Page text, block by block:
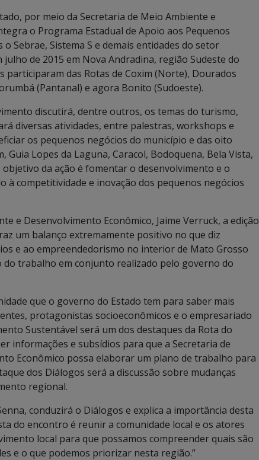
por meio da Secretaria de Meio Ambiente e
o Programa Estadual de Apoio aos Pequenos
Sebrae, Sistema S e demais entidades do setor
de 2015 em Nova Andradina, região Sudeste do
participaram das Rotas de Coxim (Norte), Dourados
(Pantanal) e agora Bonito (Sudoeste).
discutirá, dentre outros, os temas do turismo,
diversas atividades, entre palestras, workshops e
os pequenos negócios do município e das oito
Guia Lopes da Laguna, Caracol, Bodoquena, Bela Vista,
da ação é fomentar o desenvolvimento e o
competitividade e inovação dos pequenos negócios
e Desenvolvimento Econômico, Jaime Verruck, a edição
um balanço extremamente positivo no que diz
e ao empreendedorismo no interior de Mato Grosso
do trabalho em conjunto realizado pelo governo do
que o governo do Estado tem para saber mais
protagonistas socioeconômicos e o empresariado
Sustentável será um dos destaques da Rota do
informações e subsídios para que a Secretaria de
Econômico possa elaborar um plano de trabalho para
dos Diálogos será a discussão sobre mudanças
regional.
conduzirá o Diálogos e explica a importância desta
do encontro é reunir a comunidade local e os atores
local para que possamos compreender quais são
e o que podemos priorizar nesta região.”